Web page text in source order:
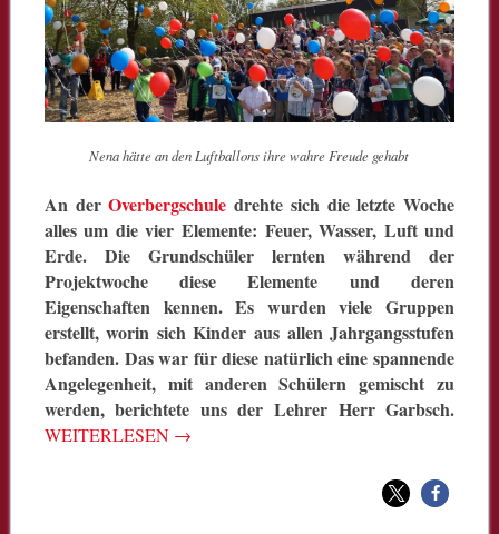
Nena hätte an den Luftballons ihre wahre Freude gehabt
An derOverbergschule drehte sich die letzte Woche
alles um die vier Elemente: Feuer, Wasser, Luft und
Erde. Die Grundschüler lernten während der
Projektwoche diese Elemente und deren
Eigenschaften kennen. Es wurden viele Gruppen
erstellt, worin sich Kinder aus allen Jahrgangsstufen
befanden. Das war für diese natürlich eine spannende
Angelegenheit, mit anderen Schülern gemischt zu
werden, berichtete uns der Lehrer Herr Garbsch.
WEITERLESEN →